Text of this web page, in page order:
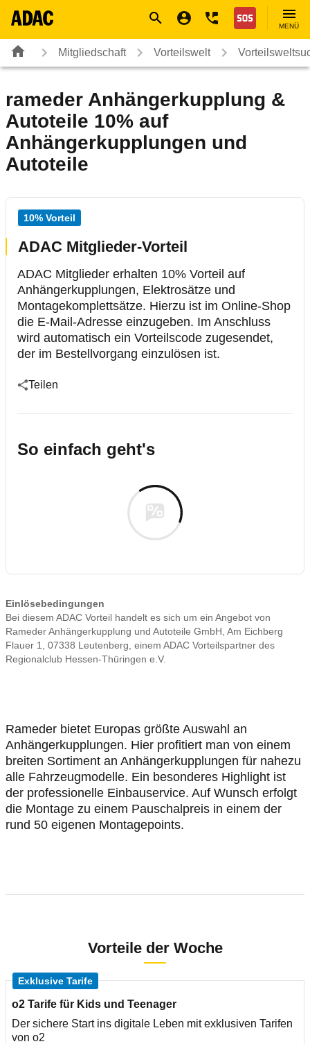
Nothilfe
MENÜ
Mitgliedschaft Vorteilswelt
rameder Anhängerkupplung &
Autoteile 10% auf
Anhängerkupplungen und
Autoteile
10% Vorteil
ADAC Mitglieder-Vorteil
ADAC Mitglieder erhalten 10% Vorteil auf
Anhängerkupplungen, Elektrosätze und
Montagekomplettsätze. Hierzu ist im Online-Shop
die E-Mail-Adresse einzugeben. Im Anschluss
wird automatisch ein Vorteilscode zugesendet,
der im Bestellvorgang einzulösen ist.
Teilen
So einfach geht's
Einlösebedingungen
Bei diesem ADAC Vorteil handelt es sich um ein Angebot von
Rameder Anhängerkupplung und Autoteile GmbH, Am Eichberg
Flauer 1, 07338 Leutenberg, einem ADAC Vorteilspartner des
Regionalclub Hessen-Thüringen e.V.
Rameder bietet Europas größte Auswahl an
Anhängerkupplungen. Hier profitiert man von einem
breiten Sortiment an Anhängerkupplungen für nahezu
alle Fahrzeugmodelle. Ein besonderes Highlight ist
der professionelle Einbauservice. Auf Wunsch erfolgt
die Montage zu einem Pauschalpreis in einem der
rund 50 eigenen Montagepoints.
Vorteile der Woche
Exklusive Tarife
o2 Tarife für Kids und Teenager
Der sichere Start ins digitale Leben mit exklusiven Tarifen
von o2